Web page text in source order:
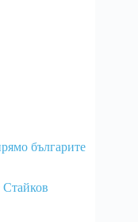
българите